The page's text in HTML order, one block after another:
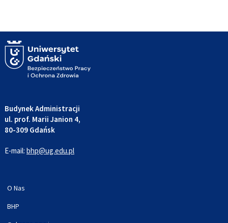
Budynek Administracji
ul. prof. Marii Janion 4,
80-309 Gdańsk
E-mail: bhp@ug.edu.pl
O Nas
BHP